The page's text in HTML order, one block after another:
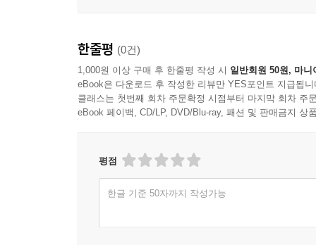
자유라는 말로 우리는 오직 의지의 결정에 따라
리는 그렇게 할 수 있고, 만일 움직이기로 선택하
--- p.189
난다. 인간의 증언에 권위를 부여하는 것은 오직
한줄평 (0건)
1,000원 이상 구매 후 한줄평 작성 시 일반회원 50원, 마니
eBook은 다운로드 후 작성한 리뷰만 YES포인트 지급됩니
클래스는 첫번째 회차 주문확정 시점부터 마지막 회차 주
eBook 페이백, CD/LP, DVD/Blu-ray, 패션 및 판매금지 상
평점
한글 기준 50자까지 작성가능